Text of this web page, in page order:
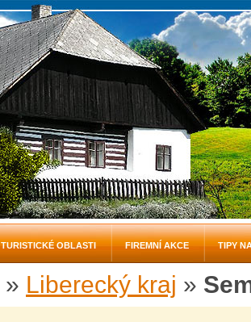
» Liberecký kraj »
TURISTICKÉ OBLASTI FIREMNÍ AKCE TIPY